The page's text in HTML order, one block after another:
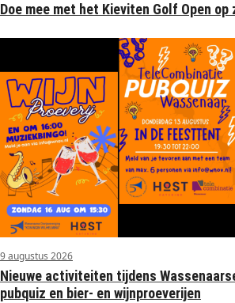
Doe mee met het Kieviten Golf Open
9 augustus 2026
Nieuwe activiteiten tijdens
pubquiz en bier- en wijnproeverijen